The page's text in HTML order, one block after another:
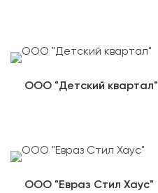
ООО "Детский квартал"
ООО "Евраз Стил Хаус"